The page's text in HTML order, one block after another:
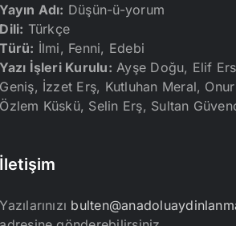
Yayın Adı: Düşün-ü-yorum
Dili: Türkçe
Türü: İlmi, Fenni, Edebi
Yazı İşleri Kurulu: Ayşe Doğu, Elif
Geniş, İzzet Erş, Kutluhan Meral, Onur
Özlem Küskü, Selin Erş, Sultan
İletişim
Yazılarınızı